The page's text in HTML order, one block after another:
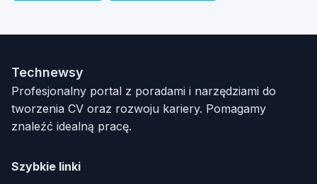
Technewsy
Profesjonalny portal z poradami i narzędziami do
tworzenia CV oraz rozwoju kariery. Pomagamy
znaleźć idealną pracę.
Szybkie linki